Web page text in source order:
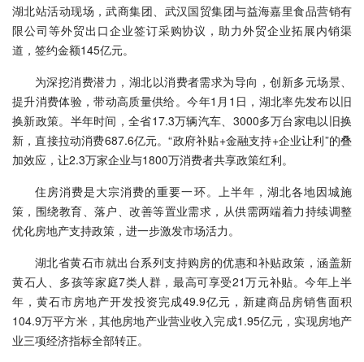
湖北站活动现场，武商集团、武汉国贸集团与益海嘉里食品营销有
限公司等外贸出口企业签订采购协议，助力外贸企业拓展内销渠
道，签约金额145亿元。
为深挖消费潜力，湖北以消费者需求为导向，创新多元场景、
提升消费体验，带动高质量供给。今年1月1日，湖北率先发布以旧
换新政策。半年时间，全省17.3万辆汽车、3000多万台家电以旧换
新，直接拉动消费687.6亿元。“政府补贴+金融支持+企业让利”的叠
加效应，让2.3万家企业与1800万消费者共享政策红利。
住房消费是大宗消费的重要一环。上半年，湖北各地因城施
策，围绕教育、落户、改善等置业需求，从供需两端着力持续调整
优化房地产支持政策，进一步激发市场活力。
湖北省黄石市就出台系列支持购房的优惠和补贴政策，涵盖新
黄石人、多孩等家庭7类人群，最高可享受21万元补贴。今年上半
年，黄石市房地产开发投资完成49.9亿元，新建商品房销售面积
104.9万平方米，其他房地产业营业收入完成1.95亿元，实现房地产
业三项经济指标全部转正。